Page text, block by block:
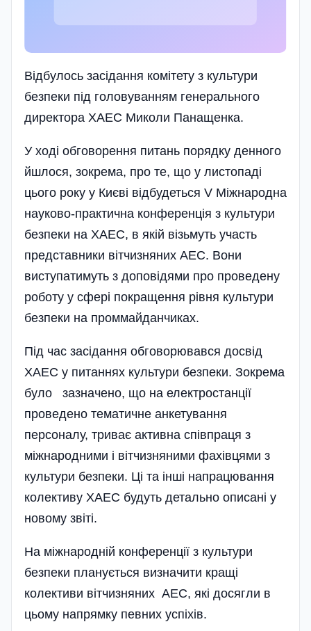
Відбулось засідання комітету з культури
безпеки під головуванням генерального
директора ХАЕС Миколи Панащенка.
У ході обговорення питань порядку денного
йшлося, зокрема, про те, що у листопаді
цього року у Києві відбудеться V Міжнародна
науково-практична конференція з культури
безпеки на ХАЕС, в якій візьмуть участь
представники вітчизняних АЕС. Вони
виступатимуть з доповідями про проведену
роботу у сфері покращення рівня культури
безпеки на проммайданчиках.
Під час засідання обговорювався досвід
ХАЕС у питаннях культури без­пеки. Зокрема
було зазначено, що на елек­тростанції
проведено тематичне анкетування
персоналу, триває акти­вна співпраця з
міжнародними і вітчизняними фахівцями з
культури безпеки. Ці та інші напрацювання
колективу ХАЕС будуть детально описані у
новому звіті.
На міжнародній конференції з куль­тури
безпеки планується визначити кращі
колективи віт­чизняних АЕС, які досягли в
цьому напрямку певних успіхів.